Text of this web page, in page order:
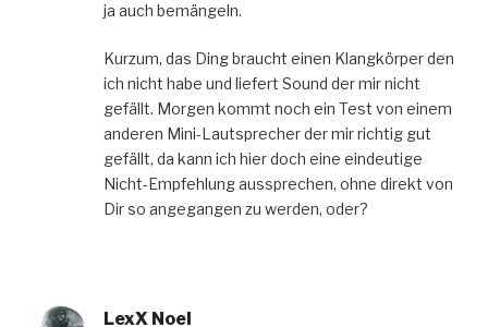
ja auch bemängeln.
Kurzum, das Ding braucht einen Klangkörper den
ich nicht habe und liefert Sound der mir nicht
gefällt. Morgen kommt noch ein Test von einem
anderen Mini-Lautsprecher der mir richtig gut
gefällt, da kann ich hier doch eine eindeutige
Nicht-Empfehlung aussprechen, ohne direkt von
Dir so angegangen zu werden, oder?
LexX Noel